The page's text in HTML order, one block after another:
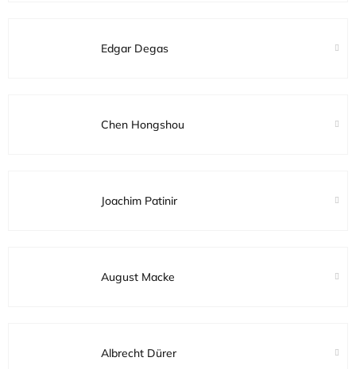
Edgar Degas
Chen Hongshou
Joachim Patinir
August Macke
Albrecht Dürer